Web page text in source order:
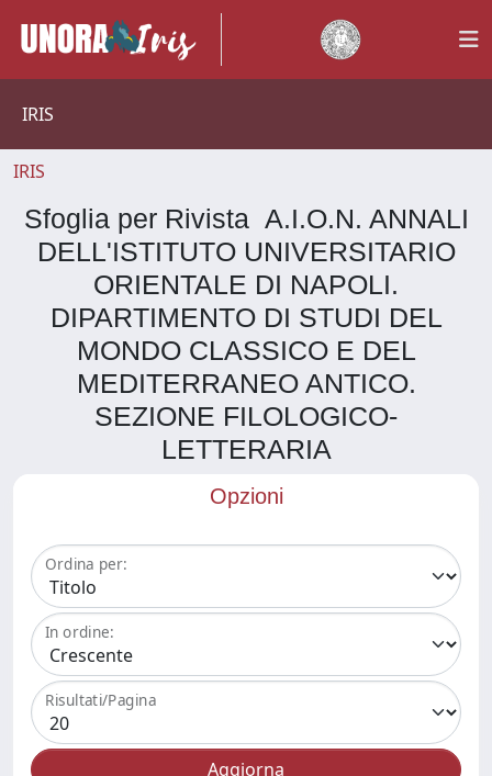
IRIS
IRIS
Sfoglia per Rivista A.I.O.N. ANNALI
DELL'ISTITUTO UNIVERSITARIO
ORIENTALE DI NAPOLI.
DIPARTIMENTO DI STUDI DEL
MONDO CLASSICO E DEL
MEDITERRANEO ANTICO.
SEZIONE FILOLOGICO-
LETTERARIA
Opzioni
Ordina per:
In ordine:
Risultati/Pagina